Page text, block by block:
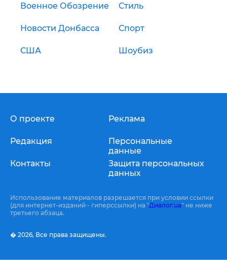
Военное Обозрение Стиль
Новости Донбасса Спорт
США Шоубиз
О проекте
Редакция
Контакты
Реклама
Персональные
данные
Защита персональных
данных
Использование материалов разрешается при условии ссылки
(для интернет-изданий - гиперссылки) на "Диалог.ua" не ниже
третьего абзаца.
� 2026, Все права защищены.